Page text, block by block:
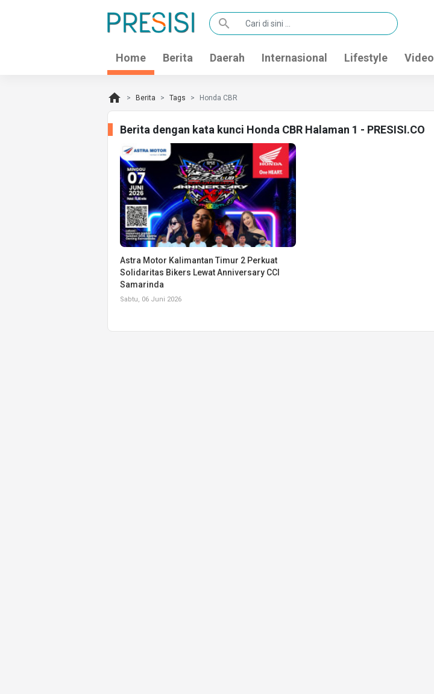
search
Home Berita Daerah Internasional Lifestyle Video
home Berita Tags Honda CBR
Berita dengan kata kunci Honda CBR Halaman 1 - PRESISI.CO
Astra Motor Kalimantan Timur 2 Perkuat
Solidaritas Bikers Lewat Anniversary CCI
Samarinda
Sabtu, 06 Juni 2026